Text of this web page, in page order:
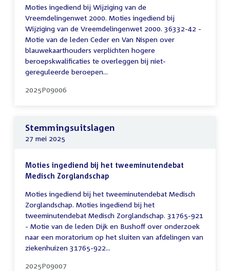
Moties ingediend bij Wijziging van de
Vreemdelingenwet 2000. Moties ingediend bij
Wijziging van de Vreemdelingenwet 2000. 36332-42 -
Motie van de leden Ceder en Van Nispen over
blauwekaarthouders verplichten hogere
beroepskwalificaties te overleggen bij niet-
gereguleerde beroepen...
2025P09006
Stemmingsuitslagen
27 mei 2025
Moties ingediend bij het tweeminutendebat
Medisch Zorglandschap
Moties ingediend bij het tweeminutendebat Medisch
Zorglandschap. Moties ingediend bij het
tweeminutendebat Medisch Zorglandschap. 31765-921
- Motie van de leden Dijk en Bushoff over onderzoek
naar een moratorium op het sluiten van afdelingen van
ziekenhuizen 31765-922...
2025P09007